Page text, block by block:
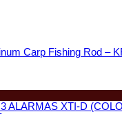
Carp Fishing Rod –